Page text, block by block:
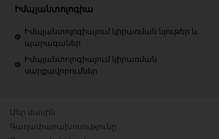
Իմպլանտոլոգիա
Իմպլանտոլոգիայում կիրառման նյութեր և
պարագաներ
Իմպլանտոլոգիայում կիրառման
սարքավորումներ
Մեր մասին
Գաղափարախոսությունը